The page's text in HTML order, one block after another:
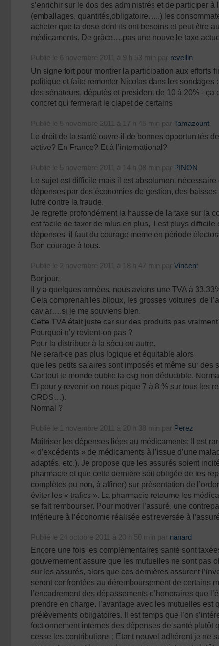
s’enrichir sur le dos des administrés et de participer à
(emballages, quantités,obligatoire…..) les
acheter que la dose dont ils ont besoins et peut être
médicaments. De grâce….pas une nouvelle taxe
Publié le 6 novembre 2011 à 9 h 53 min par revellin
Un signe fort pour montrer la participation aux efforts
politique et faite remonter Nicolas dans les sondages
des sénateurs, députés et président de 10 à 20% - ça
concret qui fermerait le clapet de certains
Publié le 5 novembre 2011 à 17 h 45 min par Tamazount
Le droit de la santé ouvre-il de bonnes opportunités
active? En France? Et à l’international?
Publié le 5 novembre 2011 à 14 h 08 min par PINON
Le sujet est difficile mais il est absolument nécessaire
dépenses par des économies de gestion, des
lutre contre la fraude.
Je regrette profondément la hausse de la taxe sur la
est facile de taxer de mlus en plus, il est pluys difficile
dépenses, il faut du courage meme en période
Bon courage à tous.
Publié le 2 novembre 2011 à 18 h 47 min par Vincent
Bonjour,
Il y a quelques années, nous avions une TVA à
Cela comprenait les bijoux, les grosses voitures, de
caviar….si je me souviens bien.
Cette TVA était juste car sur des produits pas
Pourquoi n’y revient-on pas ?
Pour la distribuer à la sécu ou autre.
Ne serait-ce pas plus logique et équitable alors
que les petits salaires sont imposés et même sur des
Car tout le monde oublie la csg non déductible.
Et pour y revenir, on nous pique 7 à 8 % sur tous les
CRDS…).
Normal ?
Publié le 1 novembre 2011 à 20 h 38 min par Perez
Maitriser les dépenses liées au médicaments: Il est
« d’excédents » de médicaments à l’issue d’une
adaptés, etc.). Je propose que les assurés soient
pharmacie et que cette dernière soit obligée de les
complètes ou non, à affiner) sur présentation de
éviter les « trafics ». La pharmacie retourne les
se fait rembourser. Pour motiver l’assuré, une
inférieure à l’économie réalisée est reversée à
Publié le 24 octobre 2011 à 20 h 50 min par nanard
Encore une fois les complémentaires santé sont
gouvernement assure que les mutuelles ne sont pas
sur les assurés, alors que ces dernières assurent
seront confrontées au déremboursement de certains
l’encadrement des dépassements d’honoraires que
prendre en charge. l’avantage avec les mutuelles est
prélèvements obligatoires. Il est temps que l’on
foctionnement internes des dépenses de santé plutôt
cesse les contributions ; Etant nouvel adhérent je ne